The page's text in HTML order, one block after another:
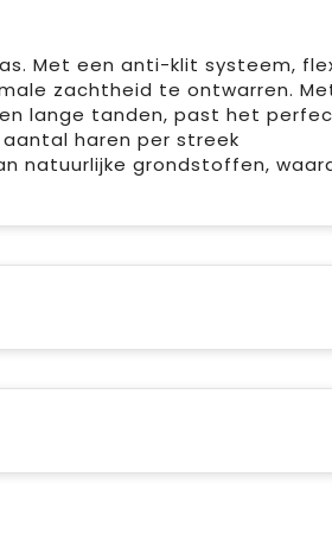
Met een anti-klit systeem,
zachtheid te ontwarren.
lange tanden, past het
haren per streek
natuurlijke grondstoffen,